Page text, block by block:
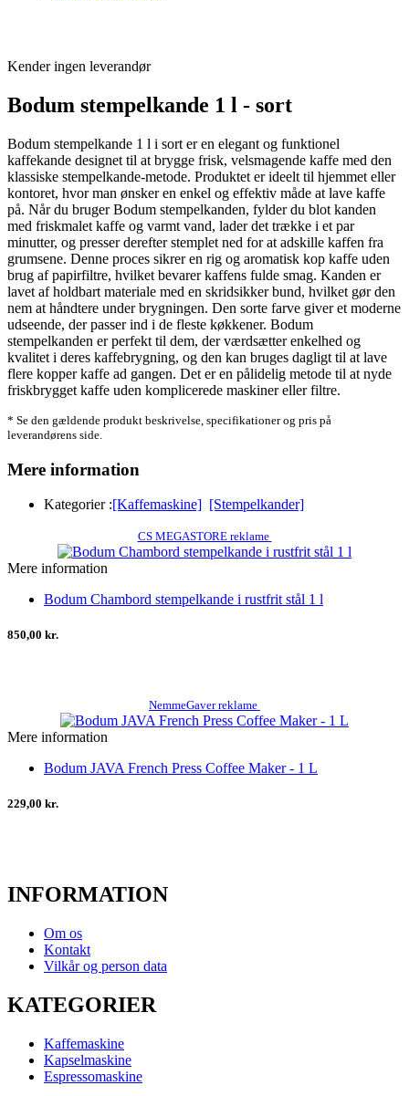
Kender ingen leverandør
Bodum stempelkande 1 l - sort
Bodum stempelkande 1 l i sort er en elegant og funktionel
kaffekande designet til at brygge frisk, velsmagende kaffe med den
klassiske stempelkande-metode. Produktet er ideelt til hjemmet eller
kontoret, hvor man ønsker en enkel og effektiv måde at lave kaffe
på. Når du bruger Bodum stempelkanden, fylder du blot kanden
med friskmalet kaffe og varmt vand, lader det trække i et par
minutter, og presser derefter stemplet ned for at adskille kaffen fra
grumsene. Denne proces sikrer en rig og aromatisk kop kaffe uden
brug af papirfiltre, hvilket bevarer kaffens fulde smag. Kanden er
lavet af holdbart materiale med en skridsikker bund, hvilket gør den
nem at håndtere under brygningen. Den sorte farve giver et moderne
udseende, der passer ind i de fleste køkkener. Bodum
stempelkanden er perfekt til dem, der værdsætter enkelhed og
kvalitet i deres kaffebrygning, og den kan bruges dagligt til at lave
flere kopper kaffe ad gangen. Det er en pålidelig metode til at nyde
friskbrygget kaffe uden komplicerede maskiner eller filtre.
* Se den gældende produkt beskrivelse, specifikationer og pris på
leverandørens side.
Mere information
Kategorier :[Kaffemaskine] [Stempelkander]
CS MEGASTORE reklame
Mere information
Bodum Chambord stempelkande i rustfrit stål 1 l
850,00 kr.
NemmeGaver reklame
Mere information
Bodum JAVA French Press Coffee Maker - 1 L
229,00 kr.
INFORMATION
Om os
Kontakt
Vilkår og person data
KATEGORIER
Kaffemaskine
Kapselmaskine
Espressomaskine